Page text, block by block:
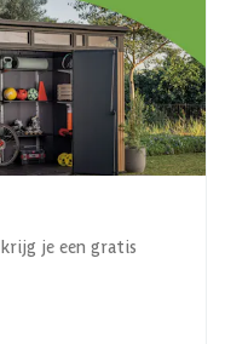
je een gratis